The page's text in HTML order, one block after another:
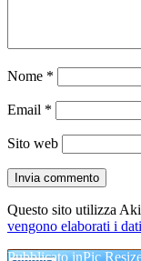
Nome *
Email *
Sito web
Questo sito utilizza
vengono elaborati i
Pubblicato inPic